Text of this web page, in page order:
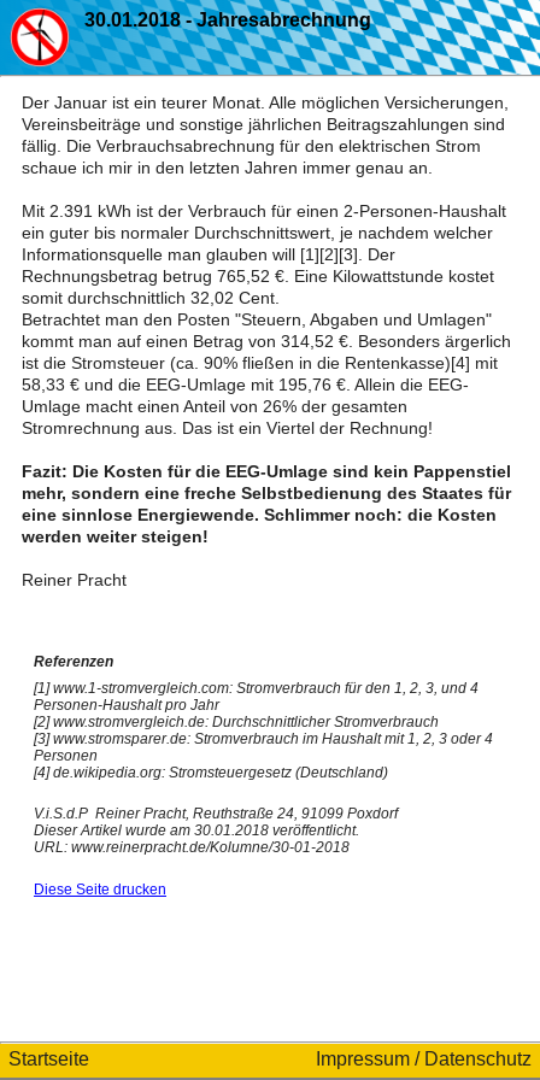
Startseite Impressum / Datenschutz
30.01.2018 - Jahresabrechnung
Der Januar ist ein teurer Monat. Alle möglichen Versicherungen,
Vereinsbeiträge und sonstige jährlichen Beitragszahlungen sind
fällig. Die Verbrauchsabrechnung für den elektrischen Strom
schaue ich mir in den letzten Jahren immer genau an.
Mit 2.391 kWh ist der Verbrauch für einen 2-Personen-Haushalt
ein guter bis normaler Durchschnittswert, je nachdem welcher
Informationsquelle man glauben will [1][2][3]. Der
Rechnungsbetrag betrug 765,52 €. Eine Kilowattstunde kostet
somit durchschnittlich 32,02 Cent.
Betrachtet man den Posten "Steuern, Abgaben und Umlagen"
kommt man auf einen Betrag von 314,52 €. Besonders ärgerlich
ist die Stromsteuer (ca. 90% fließen in die Rentenkasse)[4] mit
58,33 € und die EEG-Umlage mit 195,76 €. Allein die EEG-
Umlage macht einen Anteil von 26% der gesamten
Stromrechnung aus. Das ist ein Viertel der Rechnung!
Fazit: Die Kosten für die EEG-Umlage sind kein Pappenstiel
mehr, sondern eine freche Selbstbedienung des Staates für
eine sinnlose Energiewende. Schlimmer noch: die Kosten
werden weiter steigen!
Reiner Pracht
Referenzen
[1]www.1-stromvergleich.com: Stromverbrauch für den 1, 2, 3, und 4
Personen-Haushalt pro Jahr
[2]www.stromvergleich.de: Durchschnittlicher Stromverbrauch
[3]www.stromsparer.de: Stromverbrauch im Haushalt mit 1, 2, 3 oder 4
Personen
[4]de.wikipedia.org: Stromsteuergesetz (Deutschland)
V.i.S.d.P Reiner Pracht, Reuthstraße 24, 91099 Poxdorf
Dieser Artikel wurde am 30.01.2018 veröffentlicht.
URL: www.reinerpracht.de/Kolumne/30-01-2018
Diese Seite drucken